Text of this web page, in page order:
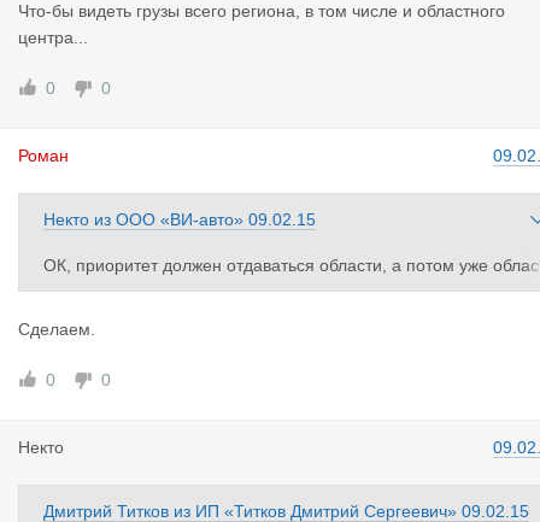
Что-бы видеть грузы всего региона, в том числе и областного
центра...
0 0
Роман
Некто из ООО «ВИ-авто» 09.02.15
ОК, приоритет должен отдаваться области, а потом уже
ному центру, предлагаю, в поле "ЗАГРУЗКА" и "ВЫГРУЗКА" пр
я..
Сделаем.
0 0
Некто
Дмитрий Титков из ИП «Титков Дмитрий Сергеевич» 09.02.15